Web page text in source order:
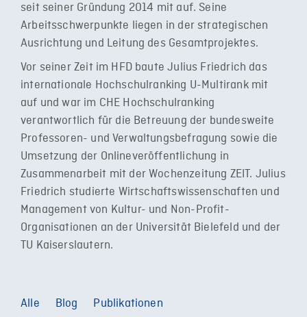
seit seiner Gründung 2014 mit auf. Seine
Arbeitsschwerpunkte liegen in der strategischen
Ausrichtung und Leitung des Gesamtprojektes.
Vor seiner Zeit im HFD baute Julius Friedrich das
internationale Hochschulranking U-Multirank mit
auf und war im CHE Hochschulranking
verantwortlich für die Betreuung der bundesweite
Professoren- und Verwaltungsbefragung sowie die
Umsetzung der Onlineveröffentlichung in
Zusammenarbeit mit der Wochenzeitung ZEIT. Julius
Friedrich studierte Wirtschaftswissenschaften und
Management von Kultur- und Non-Profit-
Organisationen an der Universität Bielefeld und der
TU Kaiserslautern.
Alle Blog Publikationen